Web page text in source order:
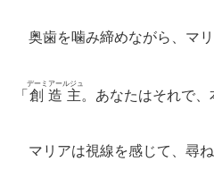
奥歯を噛み締めながら、マリ
「 創造主
デーミアールジュ
。あなたはそれで、
マリアは視線を感じて、尋ね